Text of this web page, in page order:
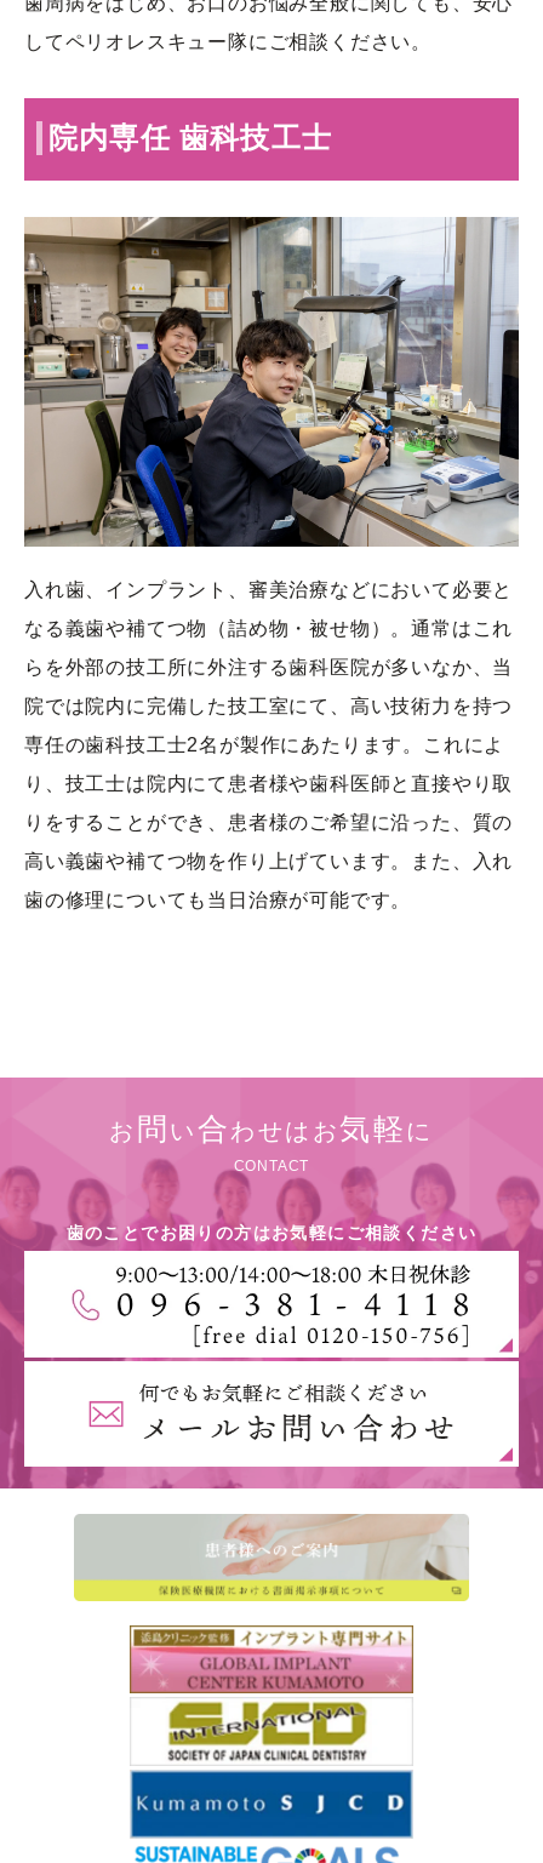
してペリオレスキュー隊にご相談ください。
院内専任 歯科技工士
入れ歯、インプラント、審美治療などにおいて必要と
なる義歯や補てつ物（詰め物・被せ物）。通常はこれ
らを外部の技工所に外注する歯科医院が多いなか、当
院では院内に完備した技工室にて、高い技術力を持つ
専任の歯科技工士2名が製作にあたります。これによ
り、技工士は院内にて患者様や歯科医師と直接やり取
りをすることができ、患者様のご希望に沿った、質の
高い義歯や補てつ物を作り上げています。また、入れ
歯の修理についても当日治療が可能です。
お 問 い合わせはお気軽 に
CONTACT
歯のことでお困りの方はお気軽にご相談ください